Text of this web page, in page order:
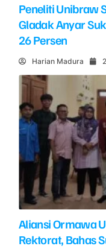
Peneliti Unibraw
Gladak Anyar
26 Persen
Harian Madura
Aliansi Ormawa
Rektorat, Bahas